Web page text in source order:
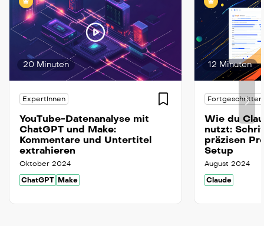
20 Minuten
ExpertInnen
YouTube-Datenanalyse mit
ChatGPT und Make:
Kommentare und Untertitel
extrahieren
Oktober 2024
ChatGPT
Make
12 Minuten
Wie du
nutzt:
präzisen
Setup
August 2024
Claude